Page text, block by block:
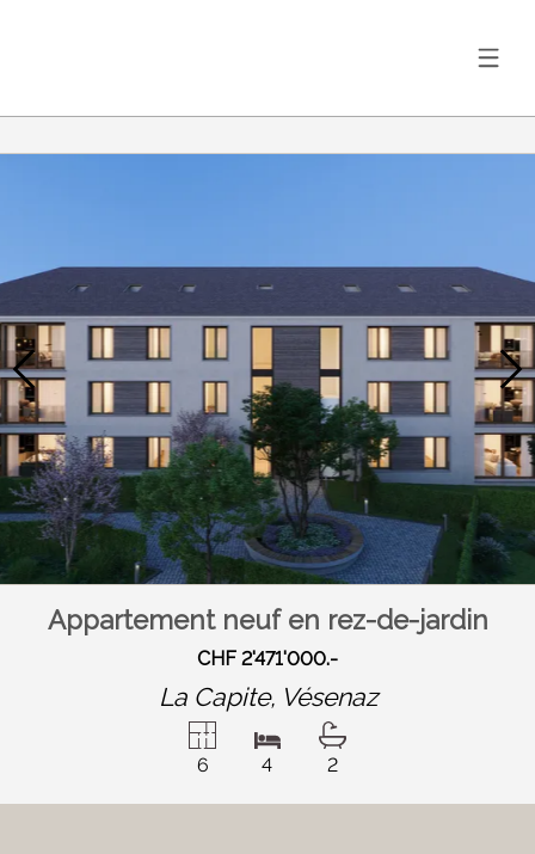
Appartement neuf en rez-de-jardin
CHF 2'471'000.-
La Capite, Vésenaz
6 4 2